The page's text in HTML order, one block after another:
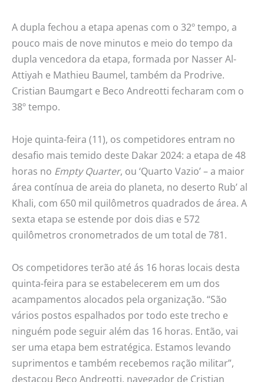
A dupla fechou a etapa apenas com o 32º tempo, a
pouco mais de nove minutos e meio do tempo da
dupla vencedora da etapa, formada por Nasser Al-
Attiyah e Mathieu Baumel, também da Prodrive.
Cristian Baumgart e Beco Andreotti fecharam com o
38º tempo.
Hoje quinta-feira (11), os competidores entram no
desafio mais temido deste Dakar 2024: a etapa de 48
horas no Empty Quarter, ou ‘Quarto Vazio’ – a maior
área contínua de areia do planeta, no deserto Rub’ al
Khali, com 650 mil quilômetros quadrados de área. A
sexta etapa se estende por dois dias e 572
quilômetros cronometrados de um total de 781.
Os competidores terão até ás 16 horas locais desta
quinta-feira para se estabelecerem em um dos
acampamentos alocados pela organização. “São
vários postos espalhados por todo este trecho e
ninguém pode seguir além das 16 horas. Então, vai
ser uma etapa bem estratégica. Estamos levando
suprimentos e também recebemos ração militar”,
destacou Beco Andreotti, navegador de Cristian